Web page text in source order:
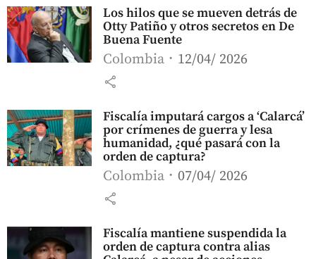
Los hilos que se mueven detrás de
Otty Patiño y otros secretos en De
Buena Fuente
Colombia 12/04/ 2026
share
Fiscalía imputará cargos a ‘Calarcá’
por crímenes de guerra y lesa
humanidad, ¿qué pasará con la
orden de captura?
Colombia 07/04/ 2026
share
Fiscalía mantiene suspendida la
orden de captura contra alias